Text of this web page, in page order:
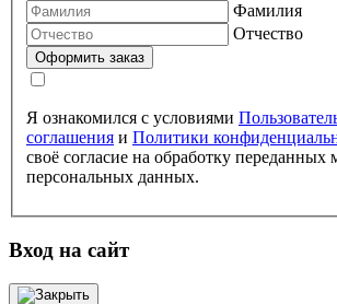
Фамилия
Отчество
Я ознакомился с условиями
соглашения и Политики
своё согласие на обработку переданных
персональных данных.
Вход на сайт